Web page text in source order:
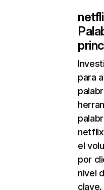
para
el
por
nivel
clave.